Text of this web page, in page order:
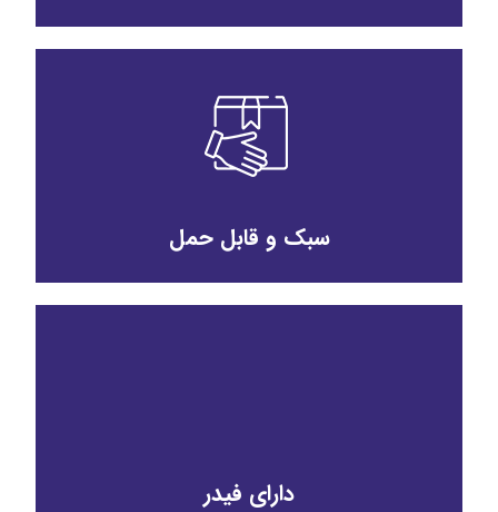
سبک و قابل حمل
دارای فیدر